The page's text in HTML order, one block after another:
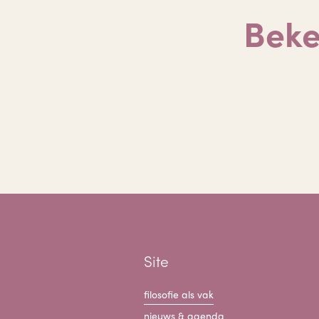
Site
filosofie als vak
nieuws & agenda